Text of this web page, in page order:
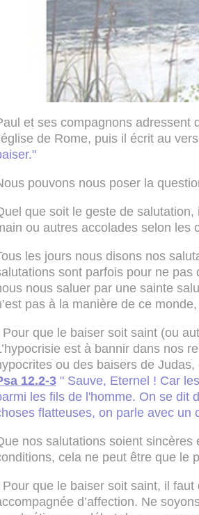
et ses compagnons adressent
de Rome, puis il écrit au
pouvons nous poser la
que soit le geste de
ou autres accolades selon les
les jours nous disons nos
sont parfois pour ne
nous saluer par une sainte
pas à la manière de ce
Pour que le baiser soit saint (ou
est à bannir dans nos
ou des baisers de
12.2-3 " Sauve, Eternel ! Car
les fils de l'homme. On se dit
flatteuses, on parle avec un
nos salutations soient
cela ne peut être que le
Pour que le baiser soit saint, il faut
d’affection. Ne